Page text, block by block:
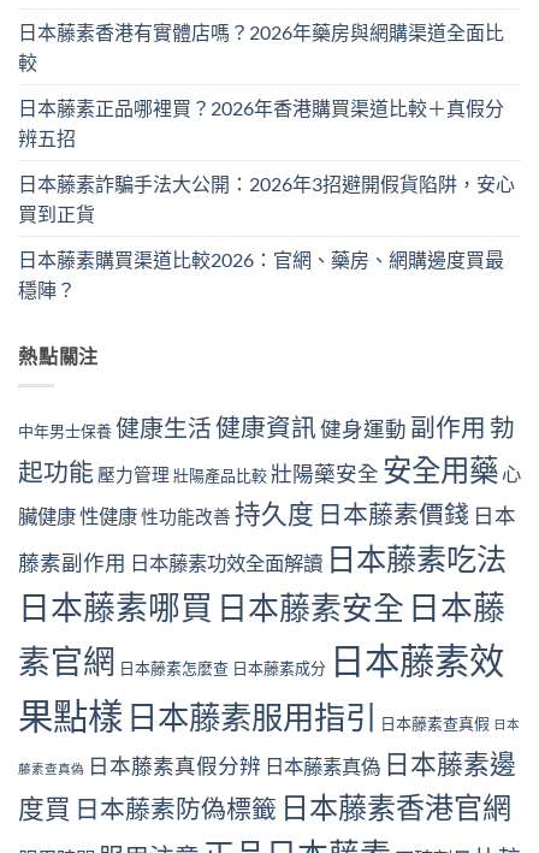
日本藤素香港有實體店嗎？2026年藥房與網購渠道全面比
較
日本藤素正品哪裡買？2026年香港購買渠道比較＋真假分
辨五招
日本藤素詐騙手法大公開：2026年3招避開假貨陷阱，安心
買到正貨
日本藤素購買渠道比較2026：官網、藥房、網購邊度買最
穩陣？
熱點關注
中年男士保養健康生活健康資訊健身運動 副作用 勃
起功能 壓力管理 壯陽產品比較壯陽藥安全 安全用藥 心
臟健康性健康性功能改善 持久度 日本藤素價錢 日本
藤素副作用 日本藤素功效全面解讀 日本藤素吃法
日本藤素哪買 日本藤素安全 日本藤
素官網 日本藤素怎麼查 日本藤素成分 日本藤素效
果點樣 日本藤素服用指引 日本藤素查真假 日本
藤素查真偽 日本藤素真假分辨 日本藤素真偽 日本藤素邊
度買 日本藤素防偽標籤 日本藤素香港官網